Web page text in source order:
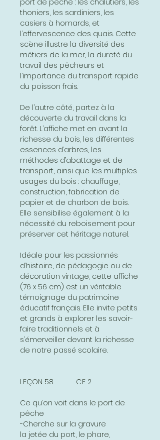
thoniers, les sardiniers, les
casiers à homards, et
l’effervescence des quais. Cette
scène illustre la diversité des
métiers de la mer, la dureté du
travail des pêcheurs et
l’importance du transport rapide
du poisson frais.
De l’autre côté, partez à la
découverte du travail dans la
forêt. L’affiche met en avant la
richesse du bois, les différentes
essences d’arbres, les
méthodes d’abattage et de
transport, ainsi que les multiples
usages du bois : chauffage,
construction, fabrication de
papier et de charbon de bois.
Elle sensibilise également à la
nécessité du reboisement pour
préserver cet héritage naturel.
Idéale pour les passionnés
d’histoire, de pédagogie ou de
décoration vintage, cette affiche
(76 x 56 cm) est un véritable
témoignage du patrimoine
éducatif français. Elle invite petits
et grands à explorer les savoir-
faire traditionnels et à
s’émerveiller devant la richesse
de notre passé scolaire.
LEÇON 58. C.E 2
Ce qu’on voit dans le port de
pêche
-Cherche sur la gravure
la jetée du port, le phare,